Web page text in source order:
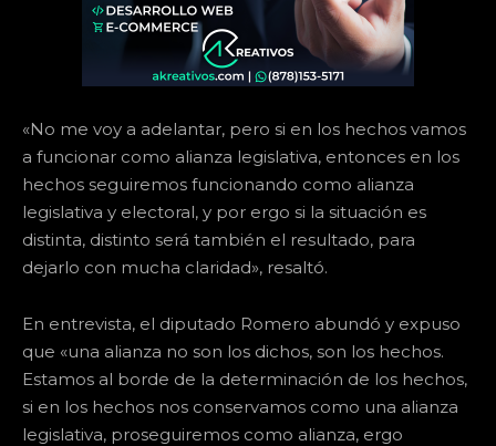
«No me voy a adelantar, pero si en los hechos vamos
a funcionar como alianza legislativa, entonces en los
hechos seguiremos funcionando como alianza
legislativa y electoral, y por ergo si la situación es
distinta, distinto será también el resultado, para
dejarlo con mucha claridad», resaltó.
En entrevista, el diputado Romero abundó y expuso
que «una alianza no son los dichos, son los hechos.
Estamos al borde de la determinación de los hechos,
si en los hechos nos conservamos como una alianza
legislativa, proseguiremos como alianza, ergo